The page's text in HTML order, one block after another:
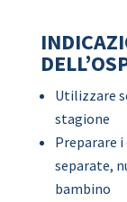
Utilizzare
stagione
Preparare
separate,
bambino